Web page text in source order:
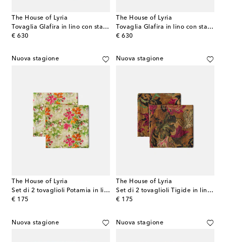
The House of Lyria
Tovaglia Glafira in lino con stampa floreale
€ 630
original price
The House of Lyria
Tovaglia Glafira in lino con stampa toile de jouy
€ 630
original price
Nuova stagione
The House of Lyria
Set di 2 tovaglioli Potamia in lino
€ 175
original price
Nuova stagione
The House of Lyria
Set di 2 tovaglioli Tigide in lino a fiori
€ 175
original price
Nuova stagione Nuova stagione